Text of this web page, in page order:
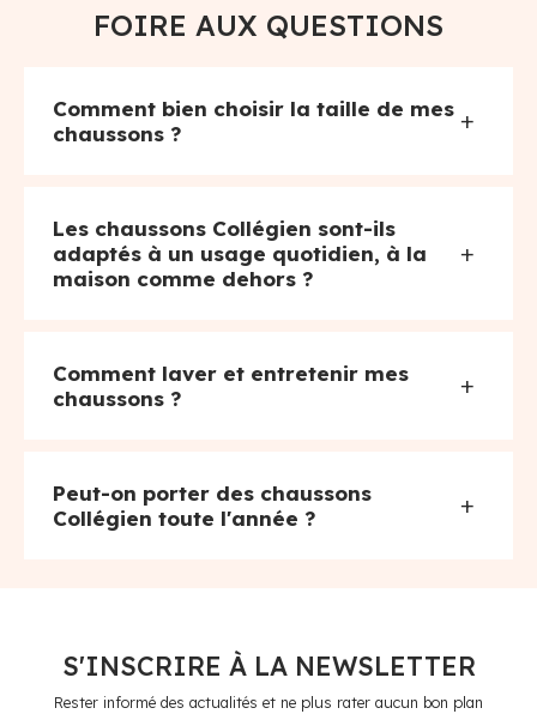
FOIRE AUX QUESTIONS
Comment bien choisir la taille de mes
chaussons ?
+
Les chaussons Collégien sont-ils
adaptés à un usage quotidien, à la
maison comme dehors ?
+
Comment laver et entretenir mes
chaussons ?
+
Peut-on porter des chaussons
Collégien toute l'année ?
+
S'INSCRIRE À LA NEWSLETTER
Rester informé des actualités et ne plus rater aucun bon plan